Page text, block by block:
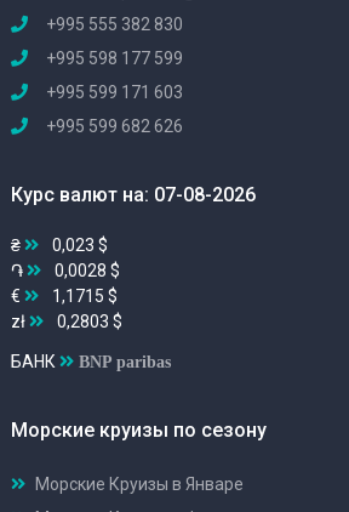
+995 555 382 830
+995 598 177 599
+995 599 171 603
+995 599 682 626
Курс валют на: 07-08-2026
₴
0,023 $
֏
0,0028 $
€
1,1715 $
zł
0,2803 $
БАНК BNP paribas
Морские круизы по сезону
Морские Круизы в Январе